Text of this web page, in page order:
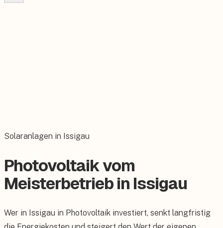
Solaranlagen in Issigau
Photovoltaik vom
Meisterbetrieb in Issigau
Wer in Issigau in Photovoltaik investiert, senkt langfristig